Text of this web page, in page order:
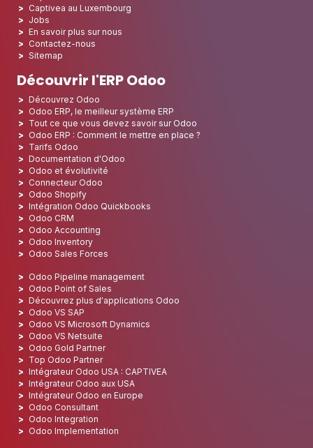
Captivea au Luxembourg
Jobs
En savoir plus sur nous
Contactez-nous
Sitemap
Découvrir l'ERP Odoo
Découvrez Odoo
Odoo ERP, le meilleur système ERP
Tout ce que vous devez savoir sur Odoo
Odoo ERP : Comment le mettre en place ?
Tarifs Odoo
Documentation d'Odoo
Odoo et évolutivité
Connecteur Odoo
Odoo Shopify
Intégration Odoo Quickbooks
Odoo CRM
Odoo Accounting
Odoo Inventory
Odoo Sales Forces
Odoo Pipeline management
Odoo Point of Sales
Découvrez plus d'applications Odoo
Odoo VS SAP
Odoo VS Microsoft Dynamics
Odoo VS Netsuite
Odoo Gold Partner
Top Odoo Partner
Intégrateur Odoo USA : CAPTIVEA
Intégrateur Odoo aux USA
Intégrateur Odoo en Europe
Odoo Consultant
Odoo Integration
Odoo Implementation